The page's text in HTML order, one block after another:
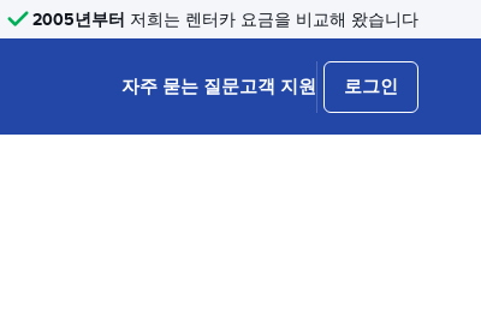
2005년부터 저희는 렌터카 요금을 비교해 왔습니다
자주 묻는 질문고객 지원 로그인